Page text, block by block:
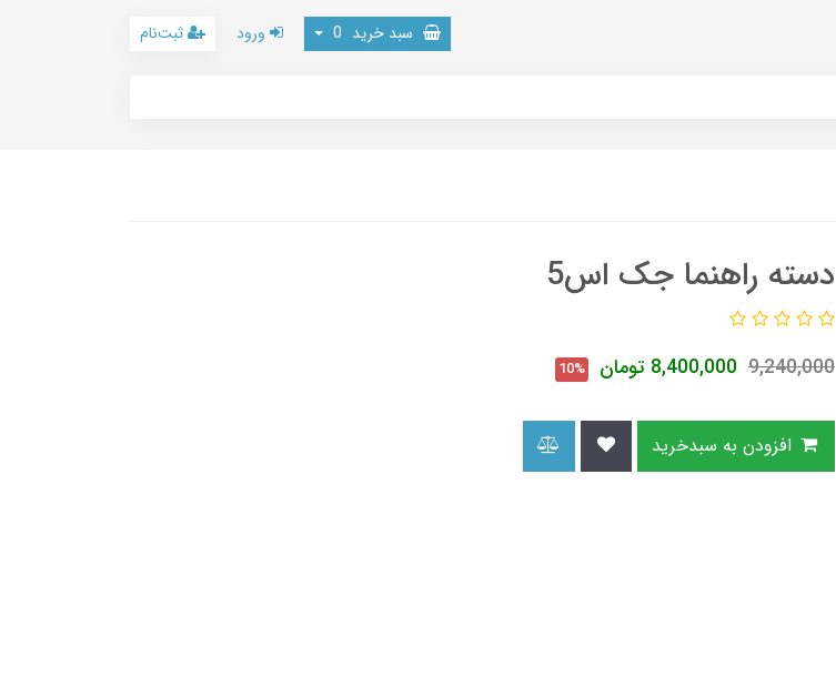
سبد خرید 0 ورود ثبت‌نام
دسته راهنما جک اس5
9,240,000
8,400,000 تومان 10%